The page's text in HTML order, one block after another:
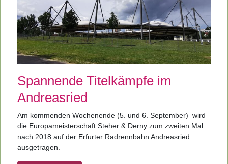
Spannende Titelkämpfe im
Andreasried
Am kommenden Wochenende (5. und 6. September) wird
die Europameisterschaft Steher & Derny zum zweiten Mal
nach 2018 auf der Erfurter Radrennbahn Andreasried
ausgetragen.